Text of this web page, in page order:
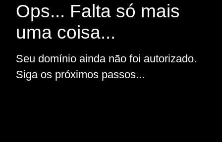
Ops... Falta só mais
uma coisa...
Seu domínio ainda não foi autorizado.
Siga os próximos passos...